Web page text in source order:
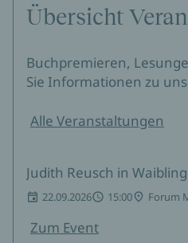
Übersicht
Buchpremieren,
Sie Informationen zu
Alle Veranstaltungen
Judith Reusch in
22.09.2026 15:00 Forum
Zum Event